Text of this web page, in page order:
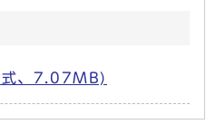
、7.07MB)